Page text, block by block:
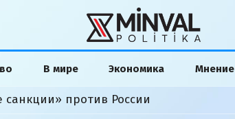
В мире Экономика Мнение
против России